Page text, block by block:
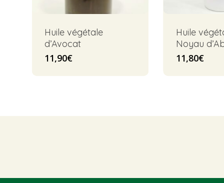
Huile végétale
d’Avocat
11,90€
Huile
Noyau
11,80€